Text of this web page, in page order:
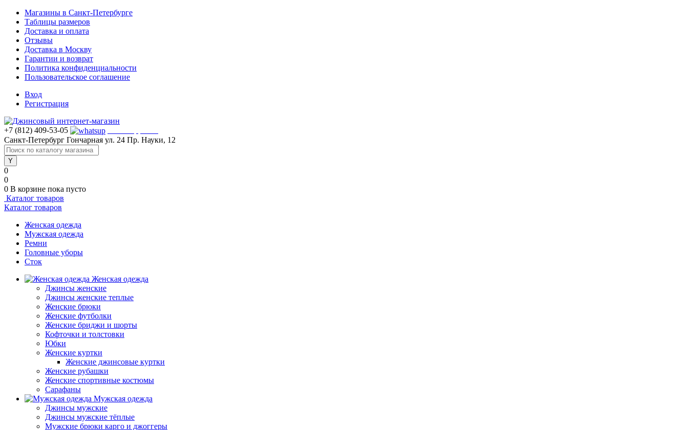
Магазины в Санкт-Петербурге
Таблицы размеров
Доставка и оплата
Отзывы
Доставка в Москву
Гарантии и возврат
Политика конфиденциальности
Пользовательское соглашение
Вход
Регистрация
+7 (812) 409-53-05
Санкт-Петербург Гончарная ул. 24 Пр. Науки, 12
0
0
0 В корзине пока пусто
Каталог товаров
Каталог товаров
Женская одежда
Мужская одежда
Ремни
Головные уборы
Сток
Женская одежда
Джинсы женские
Джинсы женские теплые
Женские брюки
Женские футболки
Женские бриджи и шорты
Кофточки и толстовки
Юбки
Женские куртки
Женские джинсовые куртки
Женские рубашки
Женские спортивные костюмы
Сарафаны
Мужская одежда
Джинсы мужские
Джинсы мужские тёплые
Мужские брюки карго и джоггеры